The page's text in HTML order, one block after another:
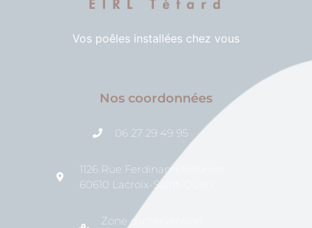
Vos poêles installées chez vous
Nos coordonnées
06 27 29 49 95
1126 Rue Ferdinand Meunier
60610 Lacroix-Saint-Ouen
Zone d'intervention